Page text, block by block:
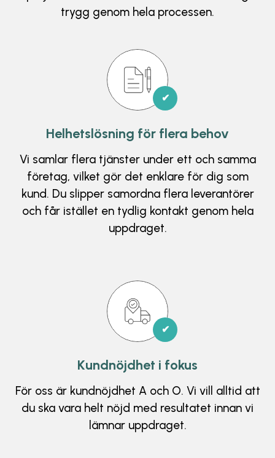
trygg genom hela processen.
✔
Helhetslösning för flera behov
Vi samlar flera tjänster under ett och samma
företag, vilket gör det enklare för dig som
kund. Du slipper samordna flera leverantörer
och får istället en tydlig kontakt genom hela
uppdraget.
✔
Kundnöjdhet i fokus
För oss är kundnöjdhet A och O. Vi vill alltid att
du ska vara helt nöjd med resultatet innan vi
lämnar uppdraget.